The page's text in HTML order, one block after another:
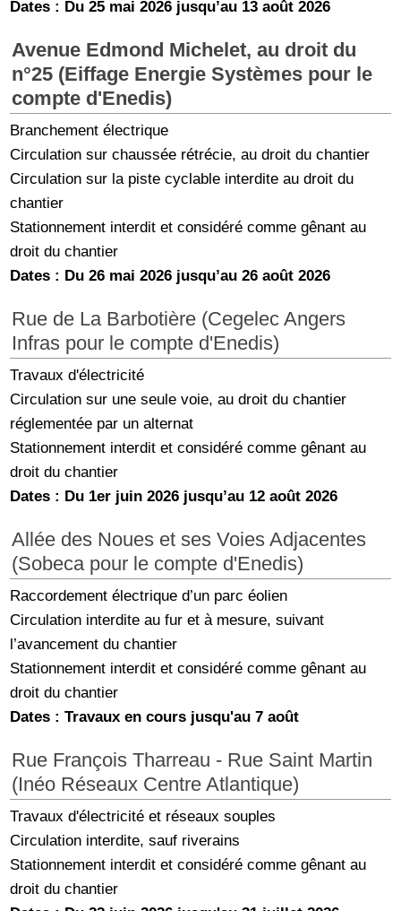
Dates : Du 25 mai 2026 jusqu’au 13 août 2026
Avenue Edmond Michelet, au droit du
n°25 (Eiffage Energie Systèmes pour le
compte d'Enedis)
Branchement électrique
Circulation sur chaussée rétrécie, au droit du chantier
Circulation sur la piste cyclable interdite au droit du
chantier
Stationnement interdit et considéré comme gênant au
droit du chantier
Dates : Du 26 mai 2026 jusqu’au 26 août 2026
Rue de La Barbotière (Cegelec Angers
Infras pour le compte d'Enedis)
Travaux d'électricité
Circulation sur une seule voie, au droit du chantier
réglementée par un alternat
Stationnement interdit et considéré comme gênant au
droit du chantier
Dates : Du 1er juin 2026 jusqu’au 12 août 2026
Allée des Noues et ses Voies Adjacentes
(Sobeca pour le compte d'Enedis)
Raccordement électrique d’un parc éolien
Circulation interdite au fur et à mesure, suivant
l’avancement du chantier
Stationnement interdit et considéré comme gênant au
droit du chantier
Dates : Travaux en cours jusqu'au 7 août
Rue François Tharreau - Rue Saint Martin
(Inéo Réseaux Centre Atlantique)
Travaux d'électricité et réseaux souples
Circulation interdite, sauf riverains
Stationnement interdit et considéré comme gênant au
droit du chantier